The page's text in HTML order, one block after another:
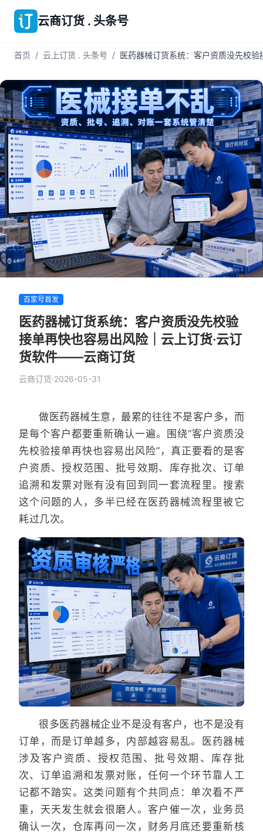
云商订货 . 头条号
首页 / 云上订货 . 头条号 / 医药器械订货系统：客户资质没先校
百家号首发
医药器械订货系统：客户资质没先校验
接单再快也容易出风险｜云上订货·云订
货软件——云商订货
云商订货·2026-05-31
做医药器械生意，最累的往往不是客户多，而
是每个客户都要重新确认一遍。围绕“客户资质没
先校验接单再快也容易出风险”，真正要看的是客
户资质、授权范围、批号效期、库存批次、订单
追溯和发票对账有没有回到同一套流程里。搜索
这个问题的人，多半已经在医药器械流程里被它
耗过几次。
很多医药器械企业不是没有客户，也不是没有
订单，而是订单越多，内部越容易乱。医药器械
涉及客户资质、授权范围、批号效期、库存批
次、订单追溯和发票对账，任何一个环节靠人工
记都不踏实。这类问题有个共同点：单次看不严
重，天天发生就会很磨人。客户催一次，业务员
确认一次，仓库再问一次，财务月底还要重新核